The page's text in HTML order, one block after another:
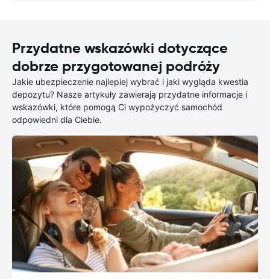
Przydatne wskazówki dotyczące
dobrze przygotowanej podróży
Jakie ubezpieczenie najlepiej wybrać i jaki wygląda kwestia
depozytu? Nasze artykuły zawierają przydatne informacje i
wskazówki, które pomogą Ci wypożyczyć samochód
odpowiedni dla Ciebie.